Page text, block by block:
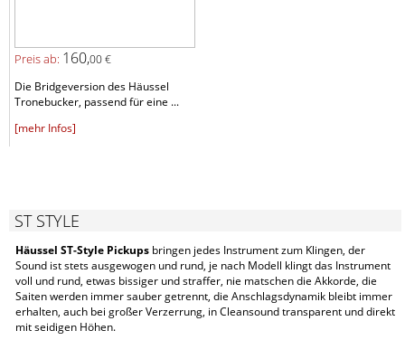
Preis ab: 160,00 €
Die Bridgeversion des Häussel
Tronebucker, passend für eine ...
[mehr Infos]
ST STYLE
Häussel ST-Style Pickups bringen jedes Instrument zum Klingen, der
Sound ist stets ausgewogen und rund, je nach Modell klingt das Instrument
voll und rund, etwas bissiger und straffer, nie matschen die Akkorde, die
Saiten werden immer sauber getrennt, die Anschlagsdynamik bleibt immer
erhalten, auch bei großer Verzerrung, in Cleansound transparent und direkt
mit seidigen Höhen.